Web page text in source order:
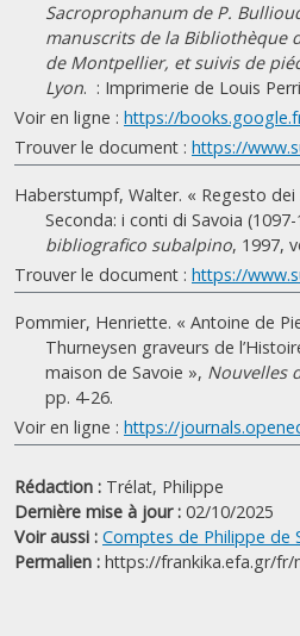
Sacroprophanum de P.
manuscrits de la Bibliothèque
de Montpellier, et suivis de
Lyon. : Imprimerie de Louis
Voir en ligne : https://
Trouver le document : https://
Haberstumpf, Walter. « Regesto
Seconda: i conti di Savoia
bibliografico subalpino, 1997,
Trouver le document : https://
Pommier, Henriette. « Antoine de
Thurneysen graveurs de
maison de Savoie », Nouvelles
pp. 4-26.
Voir en ligne : https://
Rédaction : Trélat, Philippe
Dernière mise à jour : 02/10/2025
Voir aussi : Comptes de Philippe de
Permalien : https://frankika.efa.gr/fr/